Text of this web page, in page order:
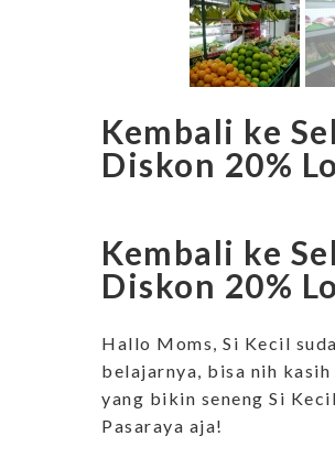
Kembali ke
Diskon 20%
Kembali ke
Diskon 20%
Hallo Moms, Si Kecil
belajarnya, bisa nih
yang bikin seneng Si
Pasaraya aja!